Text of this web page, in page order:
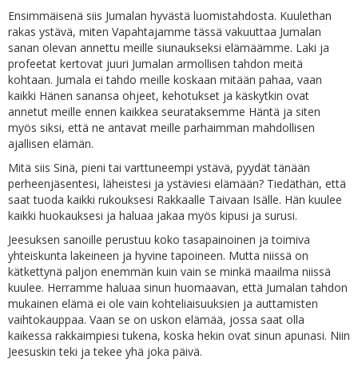
Ensimmäisenä siis Jumalan hyvästä luomistahdosta. Kuulethan
rakas ystävä, miten Vapahtajamme tässä vakuuttaa Jumalan
sanan olevan annettu meille siunaukseksi elämäämme. Laki ja
profeetat kertovat juuri Jumalan armollisen tahdon meitä
kohtaan. Jumala ei tahdo meille koskaan mitään pahaa, vaan
kaikki Hänen sanansa ohjeet, kehotukset ja käskytkin ovat
annetut meille ennen kaikkea seurataksemme Häntä ja siten
myös siksi, että ne antavat meille parhaimman mahdollisen
ajallisen elämän.
Mitä siis Sinä, pieni tai varttuneempi ystävä, pyydät tänään
perheenjäsentesi, läheistesi ja ystäviesi elämään? Tiedäthän, että
saat tuoda kaikki rukouksesi Rakkaalle Taivaan Isälle. Hän kuulee
kaikki huokauksesi ja haluaa jakaa myös kipusi ja surusi.
Jeesuksen sanoille perustuu koko tasapainoinen ja toimiva
yhteiskunta lakeineen ja hyvine tapoineen. Mutta niissä on
kätkettynä paljon enemmän kuin vain se minkä maailma niissä
kuulee. Herramme haluaa sinun huomaavan, että Jumalan tahdon
mukainen elämä ei ole vain kohteliaisuuksien ja auttamisten
vaihtokauppaa. Vaan se on uskon elämää, jossa saat olla
kaikessa rakkaimpiesi tukena, koska hekin ovat sinun apunasi. Niin
Jeesuskin teki ja tekee yhä joka päivä.